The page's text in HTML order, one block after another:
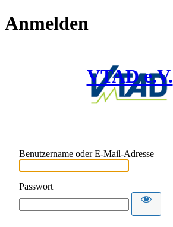
Anmelden
VTAD e.V.
Benutzername oder E-Mail-Adresse
Passwort